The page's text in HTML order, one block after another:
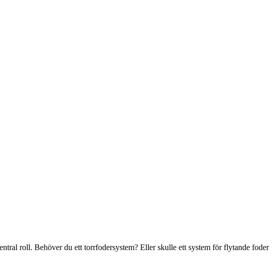
roll. Behöver du ett torrfodersystem? Eller skulle ett system för flytande foder